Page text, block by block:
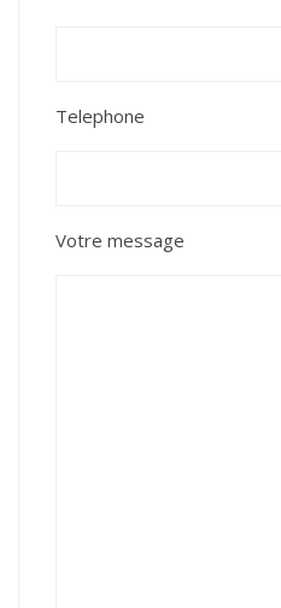
Telephone
Votre message